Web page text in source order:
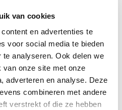
van cookies
en advertenties te
voor social media te bieden
analyseren. Ook delen we
van onze site met onze
adverteren en analyse. Deze
combineren met andere
verstrekt of die ze hebben